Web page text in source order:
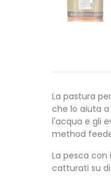
La pastura
che lo aiuta
l'acqua e gli
method
La pesca
catturati su